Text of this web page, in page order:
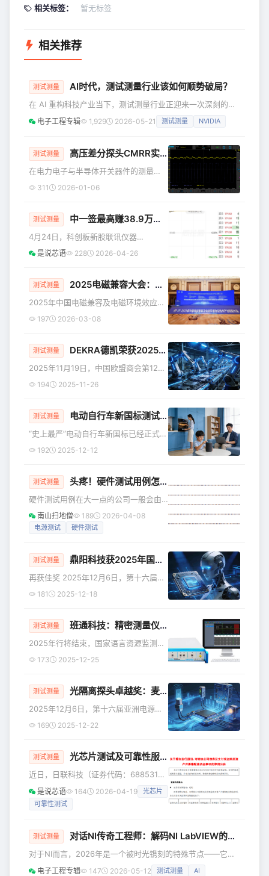
相关标签： 暂无标签
相关推荐
测试测量 AI时代，测试测量行业该如何顺势破局？
在 AI 重构科技产业当下，测试测量行业正迎来一次深刻的技
术跃迁。在 NI Connect 首日的主题演讲中，NI 高管团队与
来自Amentum、NVIDIA等企业的行业专家齐聚一堂，共同探
LabVIEW 诞生 40 周年的重要里程碑，NI 提出了未来演进方
案：通过将开放的软件、模块化硬件、互联的数据以及繁荣的
生态系统深度整合，NI
电子工程专辑 1,929 2026-05-21 测试测量 NVIDIA
测试测量 高压差分探头CMRR实测：麦科信DP系列性能解析
在电力电子与半导体开关器件的测量
中，存在大量高压共模噪声与快速开关
的差模信号可能被共模干扰淹没、扭曲
或出现毛刺。 本文基于低
311 2026-01-06
测试测量 中一签最高赚38.9万！年内最强新股暴涨950%，国产测试设备龙头引爆市场！
4月24日，科创板新股联讯仪器
（688808.SH） 正式上市，股价开盘强
日开盘价纪录，超越此前沐曦股份700
元/股的最高开盘价。截至午间收盘，联
讯仪器报价801.19元/股，涨幅达
878.5%，对应总市值823亿元，半日换
热。 超高涨幅也缔造了年度顶级打新收
益。资料显示，联讯仪
是说芯语 228 2026-04-26
测试测量 2025电磁兼容大会：复杂电磁环境测试系统详解
2025年中国电磁兼容及电磁环境效应技
术产业创新大会在重庆圆满落幕，汇聚
197 2026-03-08
测试测量 DEKRA德凯荣获2025中国欧盟商会企业社会责任与可持续增长领导力奖
2025年11月19日，中国欧盟商会第12届
企业社会责任奖颁奖典礼在南京举行，
请，DEKRA德凯中国规划发展副总裁周
旋发表
194 2025-11-26
测试测量 电动自行车新国标测试：艾德克斯一站式解决方案详解
“史上最严”电动自行车新国标已经正式实
施。自2025年12月1日起，所有在售电
求，不符合标准的产品全面禁止销售。
目前我国
192 2025-12-12
测试测量 头疼！硬件测试用例怎么写
硬件测试用例在大一点的公司一般会由
专门的测试工程师和硬件一起完成，小
公司就全权由硬件自己搞了，今天知识
较全的版本，大致分为以下四个部分。
件测试的软硬件版本信息，测试仪器，
测试项目汇总以及未通过测试项汇总。
单板各个功能测试项，包括SWD下载，
复位、通讯功能，联
南山扫地僧 189 2026-04-08
电源测试 硬件测试
测试测量 鼎阳科技获2025年国产测试测量行业卓越奖：数字示波器技术领先
再获佳奖 2025年12月6日，第十六届
“亚洲电源技术发展论坛” 暨颁奖典礼在
技术积淀与突出市场表现，荣获“国产测
试测量行
181 2025-12-18
测试测量 班通科技：精密测量仪器提升PCB制造品质
2025年行将结束，国家语言资源监测与
研究中心、商务印书馆和新华网等在北
“韧”与“深度求索”成功入选，这两个字词
反映了国内当前社
173 2025-12-25
测试测量 光隔离探头卓越奖：麦科信科技在2025年亚洲电源技术论坛上获殊荣
2025年12月6日，第十六届亚洲电源技
术发展论坛在深圳圆满落幕。在大会颁
现，荣获“国产测试测量行业光隔离探头
卓越奖”。 一、
169 2025-12-22
测试测量 光芯片测试及可靠性服务“小巨人”企业要被收购！
近日，日联科技（证券代码：688531）
发布停牌公告，宣布拟通过发行股份、
可转换公司债券及支付现金相结合的方
募集配套资金，进一步拓展公司在检测
领域的业务边界。 公告明确，本次交易
尚处于筹划阶段，标的资产估值及定价
尚未最终确定。经初步测算，本次交易
是说芯语 164 2026-04-19
光芯片
可靠性测试
测试测量 对话NI传奇工程师：解码NI LabVIEW的40年“阴阳”哲学与AI破局之道
对于NI而言，2026年是一个被时光镌刻的特殊节点——它既
标志着企业成立50周年的深厚积淀，也见证了NI LabVIEW
电子工程专辑 147 2026-05-12 测试测量 AI